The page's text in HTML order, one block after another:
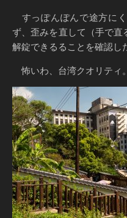
すっぽんぽんで途方に
ず、歪みを直して（手で
解錠できるることを確認し
怖いわ、台湾クオリティ。